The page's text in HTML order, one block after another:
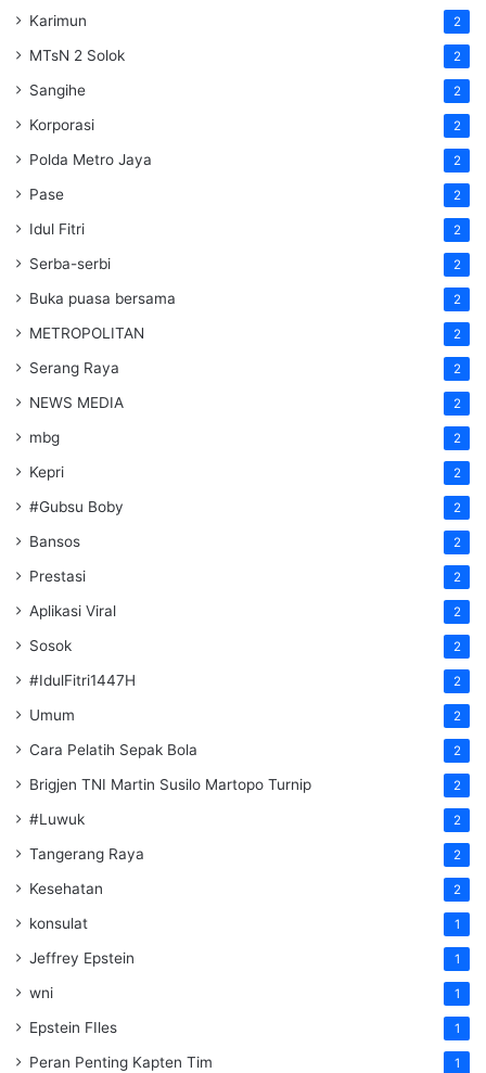
Karimun 2
MTsN 2 Solok 2
Sangihe 2
Korporasi 2
Polda Metro Jaya 2
Pase 2
Idul Fitri 2
Serba-serbi 2
Buka puasa bersama 2
METROPOLITAN 2
Serang Raya 2
NEWS MEDIA 2
mbg 2
Kepri 2
#Gubsu Boby 2
Bansos 2
Prestasi 2
Aplikasi Viral 2
Sosok 2
#IdulFitri1447H 2
Umum 2
Cara Pelatih Sepak Bola 2
Brigjen TNI Martin Susilo Martopo Turnip 2
#Luwuk 2
Tangerang Raya 2
Kesehatan 2
konsulat 1
Jeffrey Epstein 1
wni 1
Epstein FIles 1
Peran Penting Kapten Tim 1